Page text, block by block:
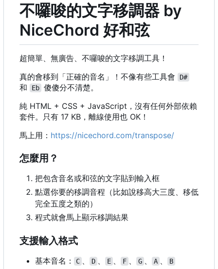
不囉唆的文字移調器 by
NiceChord 好和弦
超簡單、無廣告、不囉唆的文字移調工具！
真的會移到「正確的音名」！不像有些工具會
D#
和 Eb 傻傻分不清楚。
純 HTML + CSS + JavaScript ， 沒有任何外部依賴
套件。只有 17 KB ， 離線使用也 OK ！
馬上用： https://nicechord.com/transpose/
怎麼用？
把包含音名或和弦的文字貼到輸入框
點選你要的移調音程（比如說移高大三度、移低
完全五度之類的）
程式就會馬上顯示移調結果
支援輸入格式
基本音名： C 、 D 、 E 、 F 、 G 、 A 、 B